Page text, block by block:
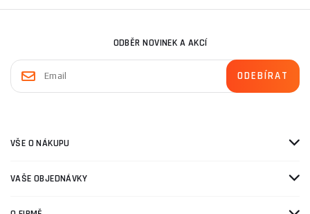
ODBĚR NOVINEK A AKCÍ
VŠE O NÁKUPU
VAŠE OBJEDNÁVKY